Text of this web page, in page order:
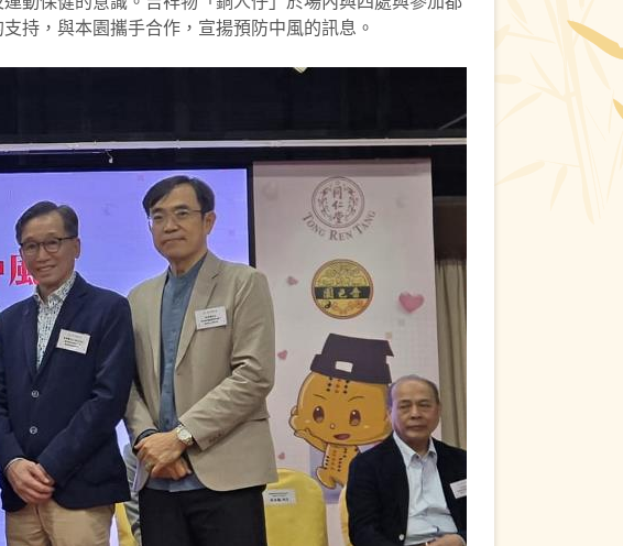
持，與本園攜手合作，宣揚預防中風的訊息。